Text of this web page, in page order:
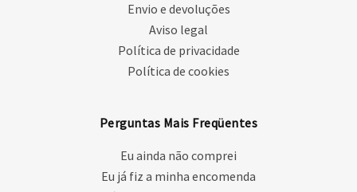
Envio e devoluções
Aviso legal
Política de privacidade
Política de cookies
Perguntas Mais Freqüentes
Eu ainda não comprei
Eu já fiz a minha encomenda